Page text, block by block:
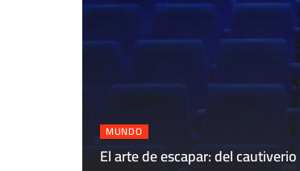
MUNDO
El arte de escapar: del